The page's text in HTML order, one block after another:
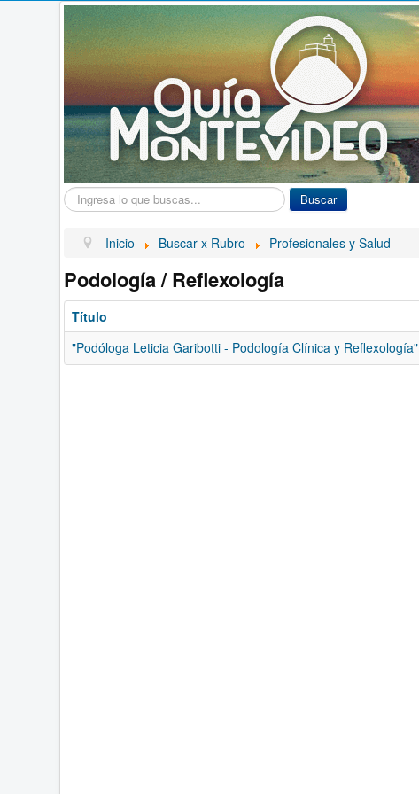
Buscar... Buscar
Inicio Buscar x Rubro Profesionales y Salud
Podología / Reflexología
Título
"Podóloga Leticia Garibotti - Podología Clínica y Reflexología"